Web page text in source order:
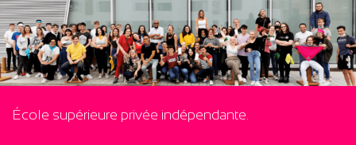
École supérieure privée indépendante.